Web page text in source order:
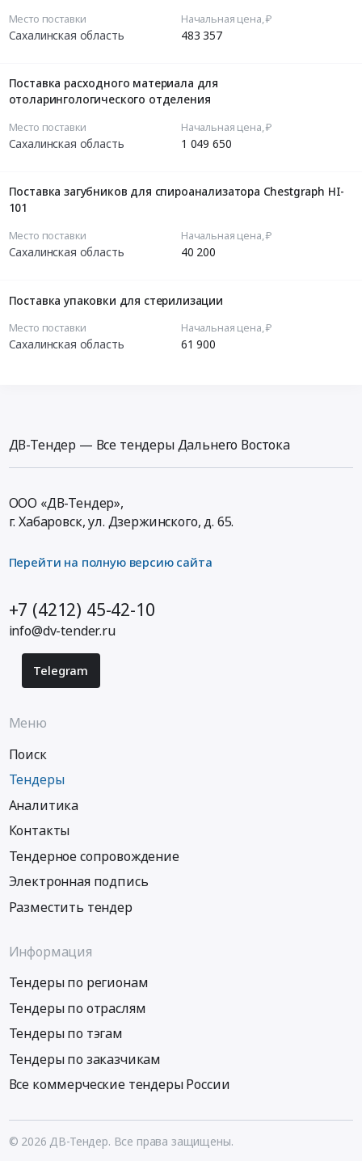
Место поставки
Сахалинская область
Начальная цена, ₽
483 357
Поставка расходного материала для
отоларингологического отделения
Место поставки
Сахалинская область
Начальная цена, ₽
1 049 650
Поставка загубников для спироанализатора Chestgraph HI-
101
Место поставки
Сахалинская область
Начальная цена, ₽
40 200
Поставка упаковки для стерилизации
Место поставки
Сахалинская область
Начальная цена, ₽
61 900
ДВ-Тендер — Все тендеры Дальнего Востока
ООО «ДВ-Тендер»,
г. Хабаровск,ул. Дзержинского, д. 65.
Перейти на полную версию сайта
+7 (4212) 45-42-10
info@dv-tender.ru
Telegram
Меню
Поиск
Тендеры
Аналитика
Контакты
Тендерное сопровождение
Электронная подпись
Разместить тендер
Информация
Тендеры по регионам
Тендеры по отраслям
Тендеры по тэгам
Тендеры по заказчикам
Все коммерческие тендеры России
© 2026 ДВ-Тендер. Все права защищены.